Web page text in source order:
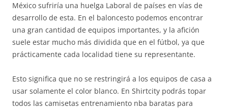
México sufriría una huelga Laboral de países en vías de
desarrollo de esta. En el baloncesto podemos encontrar
una gran cantidad de equipos importantes, y la afición
suele estar mucho más dividida que en el fútbol, ya que
prácticamente cada localidad tiene su representante.
Esto significa que no se restringirá a los equipos de casa a
usar solamente el color blanco. En Shirtcity podrás topar
todos las camisetas entrenamiento nba baratas para